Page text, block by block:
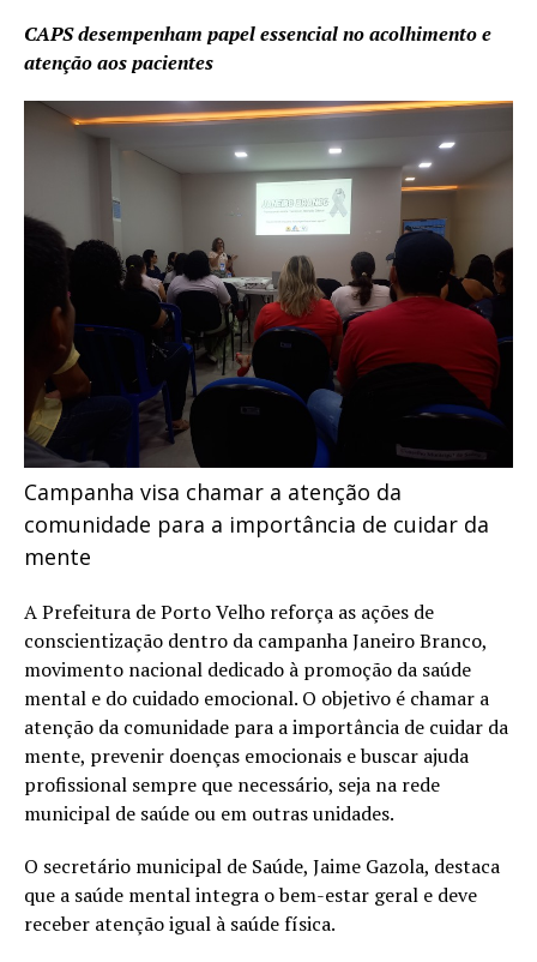
CAPS desempenham papel essencial no acolhimento e
atenção aos pacientes
Campanha visa chamar a atenção da
comunidade para a importância de cuidar da
mente
A Prefeitura de Porto Velho reforça as ações de
conscientização dentro da campanha Janeiro Branco,
movimento nacional dedicado à promoção da saúde
mental e do cuidado emocional. O objetivo é chamar a
atenção da comunidade para a importância de cuidar da
mente, prevenir doenças emocionais e buscar ajuda
profissional sempre que necessário, seja na rede
municipal de saúde ou em outras unidades.
O secretário municipal de Saúde, Jaime Gazola, destaca
que a saúde mental integra o bem-estar geral e deve
receber atenção igual à saúde física.